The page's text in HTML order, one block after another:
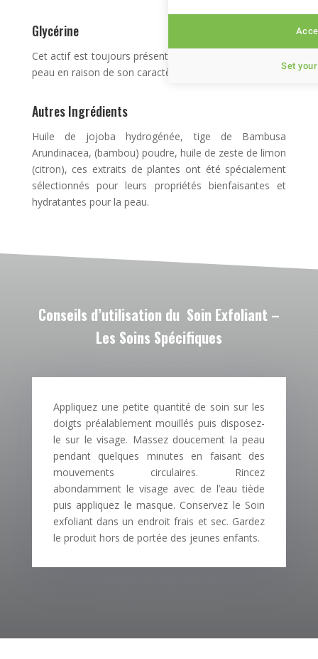
Glycérine
Cet actif est toujours présent dans les produits pour la
peau en raison de son caractère hydratant et apaisant.
Autres Ingrédients
Huile de jojoba hydrogénée, tige de Bambusa
Arundinacea, (bambou) poudre, huile de zeste de limon
(citron), ces extraits de plantes ont été spécialement
sélectionnés pour leurs propriétés bienfaisantes et
hydratantes pour la peau.
Conseils d’utilisation du Soin Exfoliant –
Les Soins Spécifiques
Appliquez une petite quantité de soin sur les
doigts préalablement mouillés puis disposez-
le sur le visage. Massez doucement la peau
pendant quelques minutes en faisant des
mouvements circulaires. Rincez
abondamment le visage avec de l’eau tiède
puis appliquez le masque. Conservez le Soin
exfoliant dans un endroit frais et sec. Gardez
le produit hors de portée des jeunes enfants.
Set